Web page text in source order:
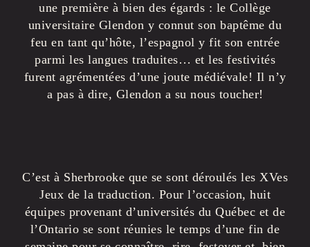
une première à bien des égards : le Collège
universitaire Glendon y connut son baptême du
feu en tant qu’hôte, l’espagnol y fit son entrée
parmi les langues traduites… et les festivités
furent agrémentées d’une joute médiévale! Il n’y
a pas à dire, Glendon a su nous toucher!
C’est à Sherbrooke que se sont déroulés les XVes
Jeux de la traduction. Pour l’occasion, huit
équipes provenant d’universités du Québec et de
l’Ontario se sont réunies le temps d’une fin de